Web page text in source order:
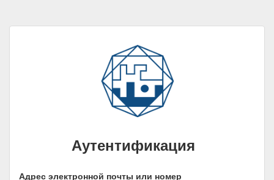
Аутентификация
Адрес электронной почты или номер